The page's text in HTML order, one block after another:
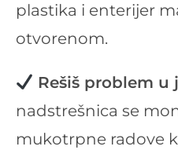
plastika i enterijer
otvorenom.
Rešiš problem u
nadstrešnica se
mukotrpne radove